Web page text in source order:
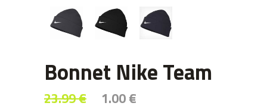
Bonnet Nike Team
23.99€ Le
1.00€